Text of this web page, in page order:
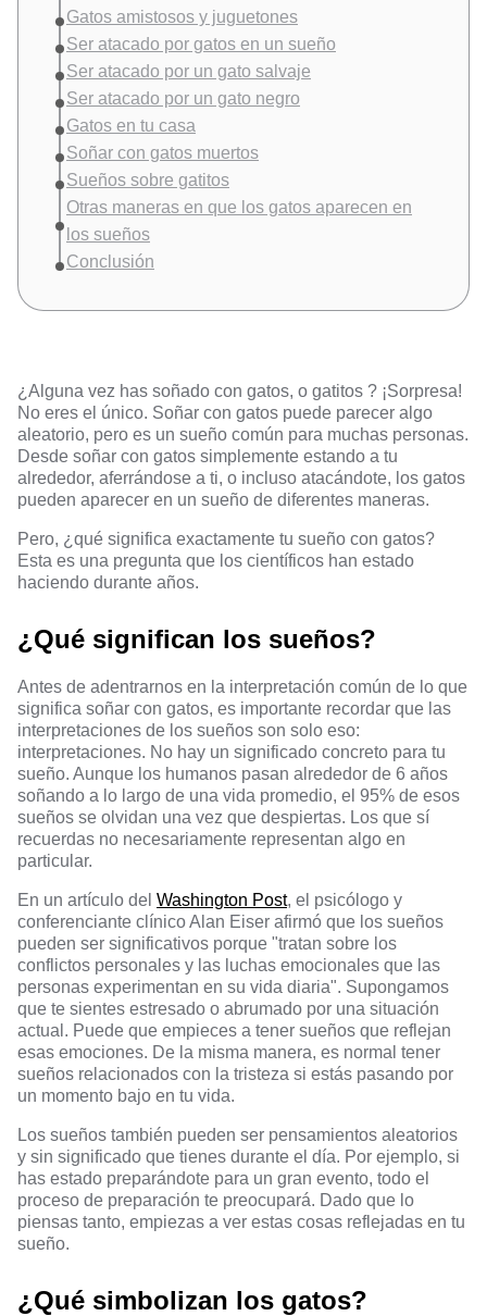
Gatos amistosos y juguetones
Ser atacado por gatos en un sueño
Ser atacado por un gato salvaje
Ser atacado por un gato negro
Gatos en tu casa
Soñar con gatos muertos
Sueños sobre gatitos
Otras maneras en que los gatos aparecen en
los sueños
Conclusión
¿Alguna vez has soñado con gatos, o gatitos ? ¡Sorpresa!
No eres el único. Soñar con gatos puede parecer algo
aleatorio, pero es un sueño común para muchas personas.
Desde soñar con gatos simplemente estando a tu
alrededor, aferrándose a ti, o incluso atacándote, los gatos
pueden aparecer en un sueño de diferentes maneras.
Pero, ¿qué significa exactamente tu sueño con gatos?
Esta es una pregunta que los científicos han estado
haciendo durante años.
¿Qué significan los sueños?
Antes de adentrarnos en la interpretación común de lo que
significa soñar con gatos, es importante recordar que las
interpretaciones de los sueños son solo eso:
interpretaciones. No hay un significado concreto para tu
sueño. Aunque los humanos pasan alrededor de 6 años
soñando a lo largo de una vida promedio, el 95% de esos
sueños se olvidan una vez que despiertas. Los que sí
recuerdas no necesariamente representan algo en
particular.
En un artículo del Washington Post, el psicólogo y
conferenciante clínico Alan Eiser afirmó que los sueños
pueden ser significativos porque "tratan sobre los
conflictos personales y las luchas emocionales que las
personas experimentan en su vida diaria". Supongamos
que te sientes estresado o abrumado por una situación
actual. Puede que empieces a tener sueños que reflejan
esas emociones. De la misma manera, es normal tener
sueños relacionados con la tristeza si estás pasando por
un momento bajo en tu vida.
Los sueños también pueden ser pensamientos aleatorios
y sin significado que tienes durante el día. Por ejemplo, si
has estado preparándote para un gran evento, todo el
proceso de preparación te preocupará. Dado que lo
piensas tanto, empiezas a ver estas cosas reflejadas en tu
sueño.
¿Qué simbolizan los gatos?